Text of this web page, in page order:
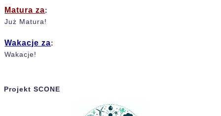
Matura za:
Już Matura!
Wakacje za:
Wakacje!
Projekt SCONE